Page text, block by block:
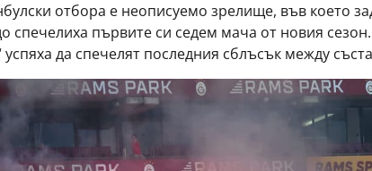
отбора е неописуемо зрелище, във което
първите си седем мача от новия
да спечелят последния сблъсък между